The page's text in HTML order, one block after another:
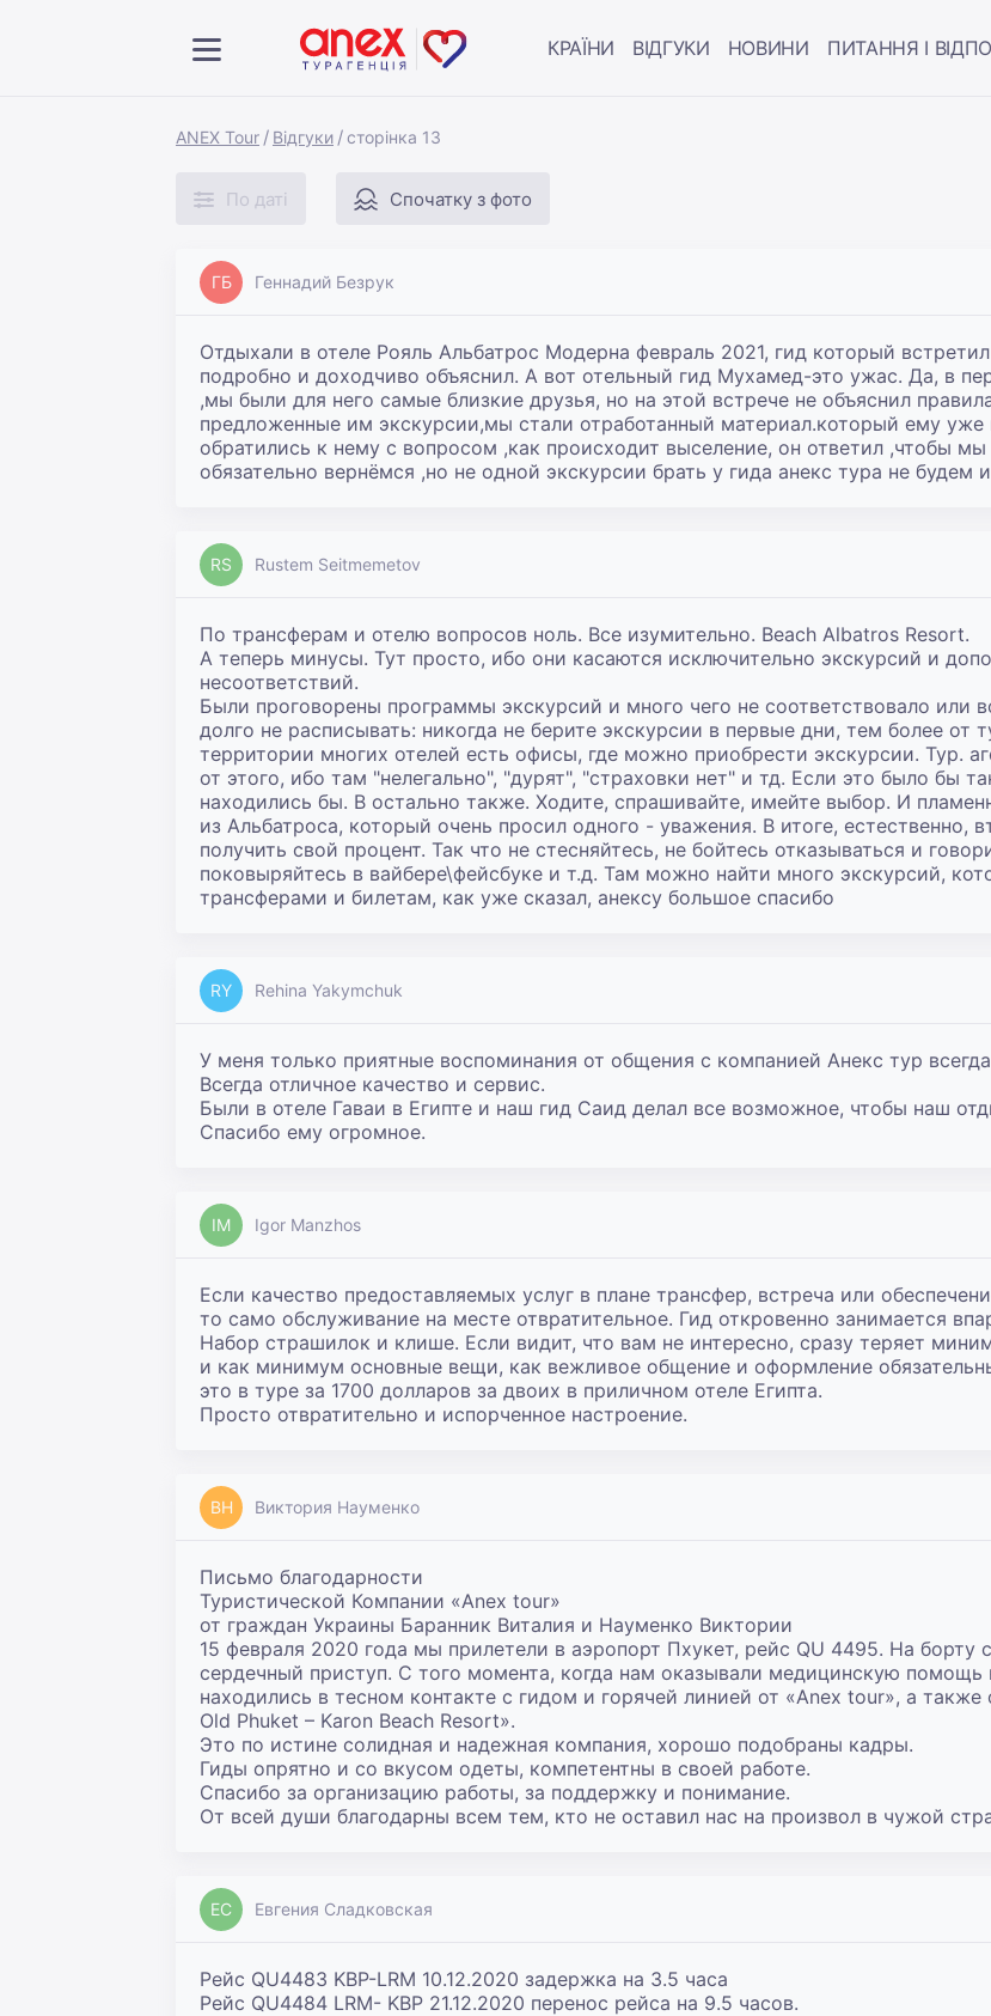
КРАЇНИ ВІДГУКИ НОВИНИ ПИТАННЯ І
ANEX Tour Відгуки сторінка 13
По даті Спочатку з фото
ГБ Геннадий Безрук
Отдыхали в отеле Рояль Альбатрос Модерна февраль 2021, гид который
подробно и доходчиво объяснил. А вот отельный гид Мухамед-это ужас. Да, в
,мы были для него самые близкие друзья, но на этой встрече не объяснил
предложенные им экскурсии,мы стали отработанный материал.который ему уже
обратились к нему с вопросом ,как происходит выселение, он ответил ,чтобы
обязательно вернёмся ,но не одной экскурсии брать у гида анекс тура не будем
RS Rustem Seitmemetov
По трансферам и отелю вопросов ноль. Все изумительно. Beach Albatros Resort.
А теперь минусы. Тут просто, ибо они касаются исключительно экскурсий и
несоответствий.
Были проговорены программы экскурсий и много чего не соответствовало или
долго не расписывать: никогда не берите экскурсии в первые дни, тем более от
территории многих отелей есть офисы, где можно приобрести экскурсии. Тур.
от этого, ибо там "нелегально", "дурят", "страховки нет" и тд. Если это было бы
находились бы. В остально также. Ходите, спрашивайте, имейте выбор. И
из Альбатроса, который очень просил одного - уважения. В итоге, естественно,
получить свой процент. Так что не стесняйтесь, не бойтесь отказываться и
поковыряйтесь в вайбере\фейсбуке и т.д. Там можно найти много экскурсий,
трансферами и билетам, как уже сказал, анексу большое спасибо
RY Rehina Yakymchuk
У меня только приятные воспоминания от общения с компанией Анекс тур
Всегда отличное качество и сервис.
Были в отеле Гаваи в Египте и наш гид Саид делал все возможное, чтобы наш
Спасибо ему огромное.
IM Igor Manzhos
Если качество предоставляемых услуг в плане трансфер, встреча или
то само обслуживание на месте отвратительное. Гид откровенно занимается
Набор страшилок и клише. Если видит, что вам не интересно, сразу теряет
и как минимум основные вещи, как вежливое общение и оформление
это в туре за 1700 долларов за двоих в приличном отеле Египта.
Просто отвратительно и испорченное настроение.
ВН Виктория Науменко
Письмо благодарности
Туристической Компании «Anex tour»
от граждан Украины Баранник Виталия и Науменко Виктории
15 февраля 2020 года мы прилетели в аэропорт Пхукет, рейс QU 4495. На
сердечный приступ. С того момента, когда нам оказывали медицинскую помощь
находились в тесном контакте с гидом и горячей линией от «Anex tour», а
Old Phuket – Karon Beach Resort».
Это по истине солидная и надежная компания, хорошо подобраны кадры.
Гиды опрятно и со вкусом одеты, компетентны в своей работе.
Спасибо за организацию работы, за поддержку и понимание.
От всей души благодарны всем тем, кто не оставил нас на произвол в чужой
ЕС Евгения Сладковская
Рейс QU4483 KBP-LRM 10.12.2020 задержка на 3.5 часа
Рейс QU4484 LRM- KBP 21.12.2020 перенос рейса на 9.5 часов.